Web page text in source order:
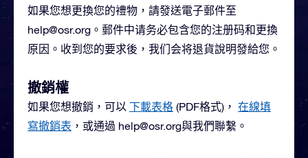
如果您想更換您的禮物，請發送電子郵件至
help@osr.org 。郵件中请务必包含您的注册码和更換
原因。收到您的要求後，我们会将退貨說明發給您。
撤銷權
如果您想撤銷，可以 下載表格 (PDF格式)， 在線填
寫撤銷表 ，或通過 help@osr.org與我們聯繫。